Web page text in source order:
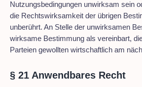
Nutzungsbedingungen unwirksam sein
die Rechtswirksamkeit der übrigen
unberührt. An Stelle der unwirksamen
wirksame Bestimmung als vereinbart,
Parteien gewollten wirtschaftlich am
§ 21 Anwendbares Recht